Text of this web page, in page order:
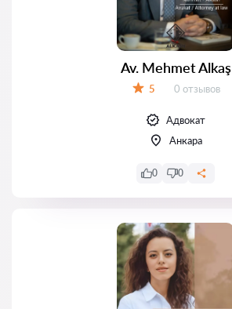
Av. Mehmet Alkaş
5 Отзывов:
0 отзывов
Адвокат
Анкара
0 0